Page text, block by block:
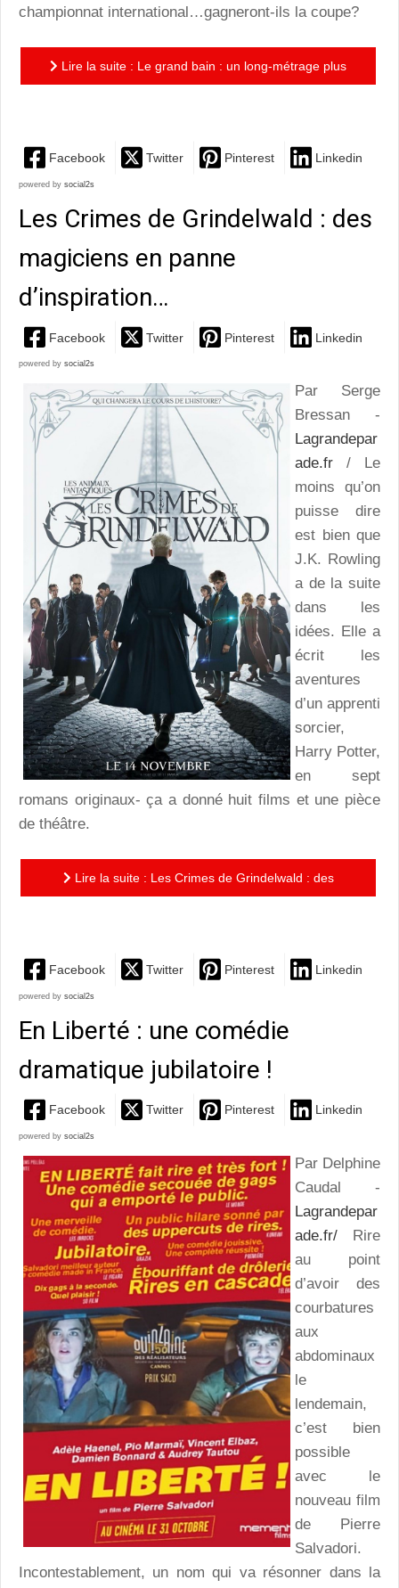
championnat international…gagneront-ils la coupe?
Lire la suite : Le grand bain : un long-métrage plus
Facebook Twitter Pinterest Linkedin
powered by social2s
Les Crimes de Grindelwald : des
magiciens en panne
d’inspiration…
Facebook Twitter Pinterest Linkedin
powered by social2s
Par Serge
Bressan -
Lagrandepar
ade.fr / Le
moins qu’on
puisse dire
est bien que
J.K. Rowling
a de la suite
dans les
idées. Elle a
écrit les
aventures
d’un apprenti
sorcier,
Harry Potter,
en sept
romans originaux- ça a donné huit films et une pièce
de théâtre.
Lire la suite : Les Crimes de Grindelwald : des
Facebook Twitter Pinterest Linkedin
powered by social2s
En Liberté : une comédie
dramatique jubilatoire !
Facebook Twitter Pinterest Linkedin
powered by social2s
Par Delphine
Caudal -
Lagrandepar
ade.fr/ Rire
au point
d’avoir des
courbatures
aux
abdominaux
le
lendemain,
c’est bien
possible
avec le
nouveau film
de Pierre
Salvadori.
Incontestablement, un nom qui va résonner dans la